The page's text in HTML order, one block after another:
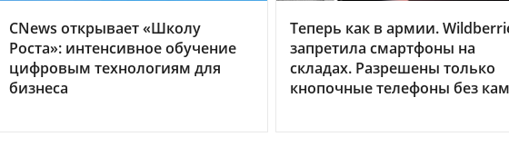
CNews открывает «Школу
Роста»: интенсивное обучение
цифровым технологиям для
бизнеса
Теперь как в армии.
запретила смартфоны на
складах. Разрешены только
кнопочные телефоны без